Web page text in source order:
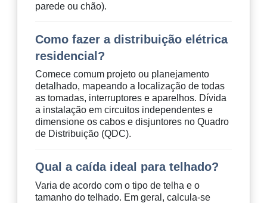
parede ou chão).
Como fazer a distribuição elétrica
residencial?
Comece comum projeto ou planejamento
detalhado, mapeando a localização de todas
as tomadas, interruptores e aparelhos. Dívida
a instalação em circuitos independentes e
dimensione os cabos e disjuntores no Quadro
de Distribuição (QDC).
Qual a caída ideal para telhado?
Varia de acordo com o tipo de telha e o
tamanho do telhado. Em geral, calcula-se